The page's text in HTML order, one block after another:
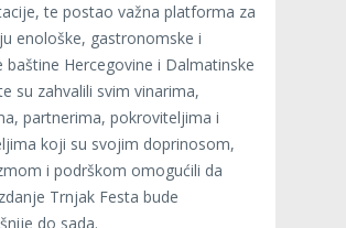
te postao važna platforma za
enološke, gastronomske i
baštine Hercegovine i Dalmatinske
su zahvalili svim vinarima,
partnerima, pokroviteljima i
koji su svojim doprinosom,
i podrškom omogućili da
Trnjak Festa bude
do sada.